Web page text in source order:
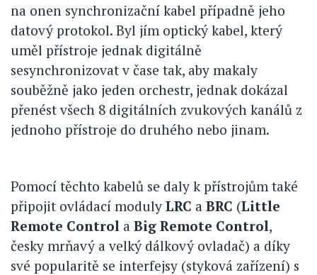
na onen synchronizační kabel případně jeho
datový protokol. Byl jím optický kabel, který
uměl přístroje jednak digitálně
sesynchronizovat v čase tak, aby makaly
souběžně jako jeden orchestr, jednak dokázal
přenést všech 8 digitálních zvukových kanálů z
jednoho přístroje do druhého nebo jinam.
Pomocí těchto kabelů se daly k přístrojům také
připojit ovládací moduly LRC a BRC (Little
Remote Control a Big Remote Control,
česky mrňavý a velký dálkový ovladač) a díky
své popularitě se interfejsy (styková zařízení) s